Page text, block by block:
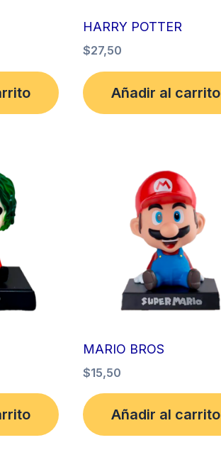
HARRY POTTER
$27,50
Añadir al carrito
MARIO BROS
$15,50
Añadir al carrito